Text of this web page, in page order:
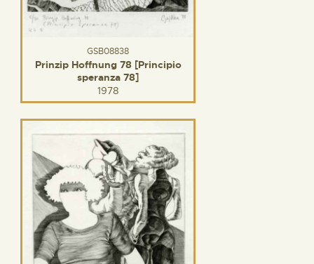
GSB08838
Prinzip Hoffnung 78 [Principio
speranza 78]
1978